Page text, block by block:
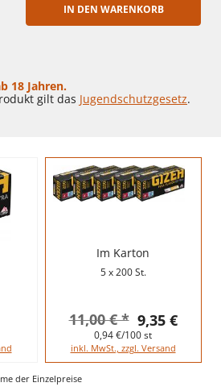
IN DEN WARENKORB
18 Jahren.
gilt das Jugendschutzgesetz.
Im Karton
5 x 200 St.
9,35 €
11,00 € *
0,94 €/100 st
inkl. MwSt., zzgl. Versand
der Einzelpreise